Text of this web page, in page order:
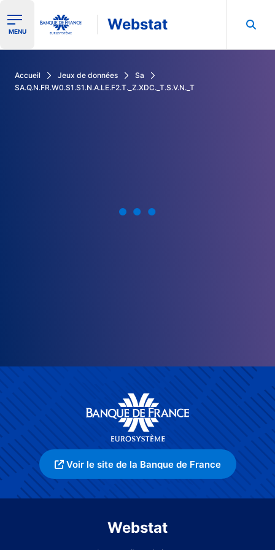
Ouvrir le menu de navigation
MENU Webstat
Accueil Jeux de données
Sa
SA.Q.N.FR.W0.S1.S1.N.A.LE.F2.T._Z.XDC._T.S.V.N._T
Voir le site de la Banque de France
Webstat